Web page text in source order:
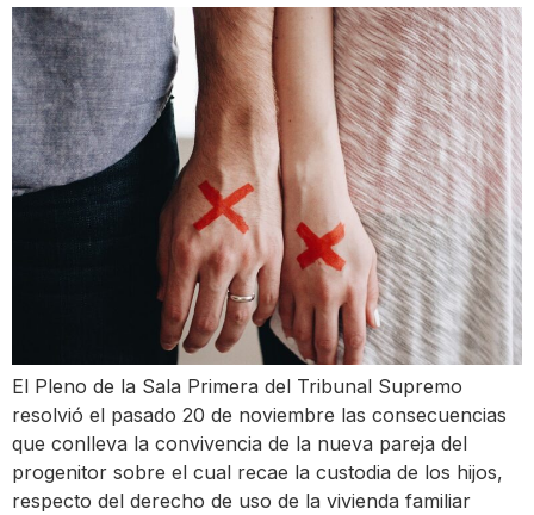
El Pleno de la Sala Primera del Tribunal Supremo
resolvió el pasado 20 de noviembre las consecuencias
que conlleva la convivencia de la nueva pareja del
progenitor sobre el cual recae la custodia de los hijos,
respecto del derecho de uso de la vivienda familiar